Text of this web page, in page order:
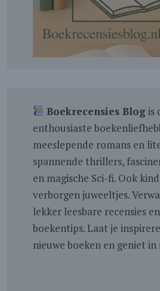
Boekrecensies Blogis
enthousiaste
meeslepende romans en
spannende thrillers,
en magische Sci-fi. Ook
verborgen juweeltjes.
lekker leesbare recensies
boekentips. Laat je
nieuwe boeken en geniet